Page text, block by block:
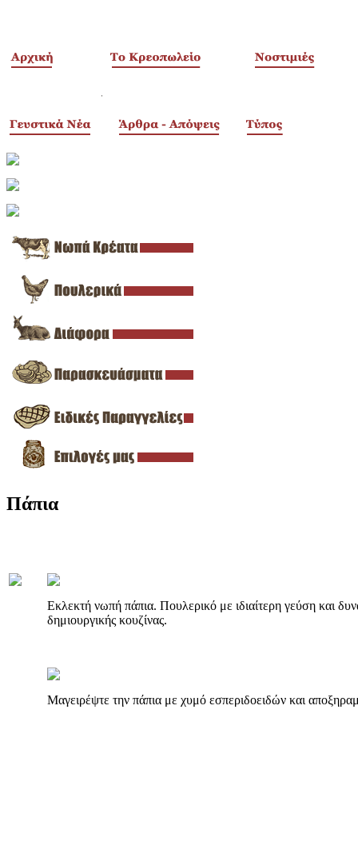
Πάπια
Εκλεκτή νωπή πάπια. Πουλερικό με ιδιαίτερη γεύση και
δημιουργικής κουζίνας.
Μαγειρέψτε την πάπια με χυμό εσπεριδοειδών και